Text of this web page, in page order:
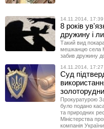
14.11.2014, 17:39
8 років
дружину і
Такий вид
мешканцю села
забив дружину
14.11.2014, 17:27
Суд
Прокуратурою
було подано
та природних
Міністерства
компанія